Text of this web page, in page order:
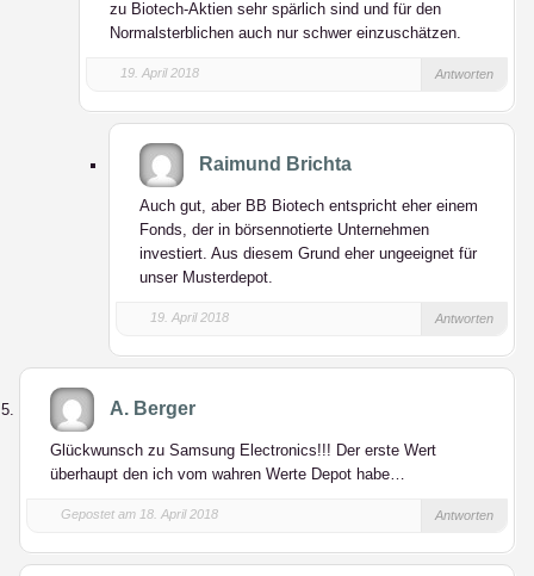
zu Biotech-Aktien sehr spärlich sind und für den
Normalsterblichen auch nur schwer einzuschätzen.
19. April 2018 Antworten
Raimund Brichta
Auch gut, aber BB Biotech entspricht eher einem
Fonds, der in börsennotierte Unternehmen
investiert. Aus diesem Grund eher ungeeignet für
unser Musterdepot.
19. April 2018 Antworten
A. Berger
Glückwunsch zu Samsung Electronics!!! Der erste Wert
überhaupt den ich vom wahren Werte Depot habe…
Gepostet am 18. April 2018 Antworten